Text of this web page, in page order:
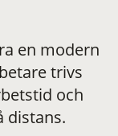
en modern
trivs
och
distans.